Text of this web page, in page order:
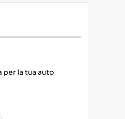
per la tua auto